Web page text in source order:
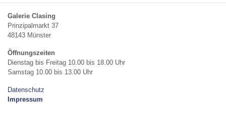
Galerie Clasing
Prinzipalmarkt 37
48143 Münster
Öffnungszeiten
Dienstag bis Freitag 10.00 bis 18.00 Uhr
Samstag 10.00 bis 13.00 Uhr
Datenschutz
Impressum